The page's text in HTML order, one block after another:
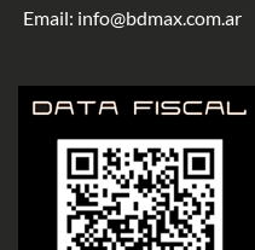
Email: info@bdmax.com.ar